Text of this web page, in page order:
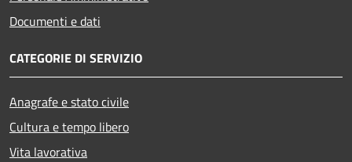
Documenti e dati
CATEGORIE DI SERVIZIO
Anagrafe e stato civile
Cultura e tempo libero
Vita lavorativa